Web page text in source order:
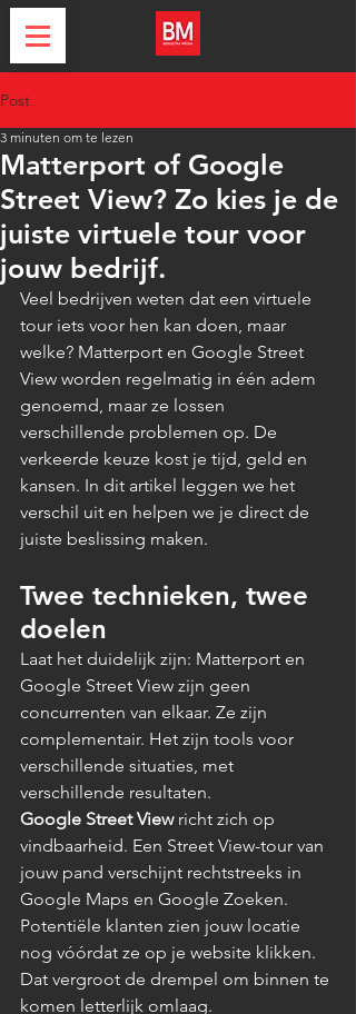
Post
Matterport of Google
Street View? Zo kies je de
juiste virtuele tour voor
jouw bedrijf.
3 minuten om te lezen
Veel bedrijven weten dat een virtuele
tour iets voor hen kan doen, maar
welke? Matterport en Google Street
View worden regelmatig in één adem
genoemd, maar ze lossen
verschillende problemen op. De
verkeerde keuze kost je tijd, geld en
kansen. In dit artikel leggen we het
verschil uit en helpen we je direct de
juiste beslissing maken.
Twee technieken, twee
doelen
Laat het duidelijk zijn: Matterport en
Google Street View zijn geen
concurrenten van elkaar. Ze zijn
complementair. Het zijn tools voor
verschillende situaties, met
verschillende resultaten.
Google Street View richt zich op
vindbaarheid. Een Street View-tour van
jouw pand verschijnt rechtstreeks in
Google Maps en Google Zoeken.
Potentiële klanten zien jouw locatie
nog vóórdat ze op je website klikken.
Dat vergroot de drempel om binnen te
komen letterlijk omlaag.